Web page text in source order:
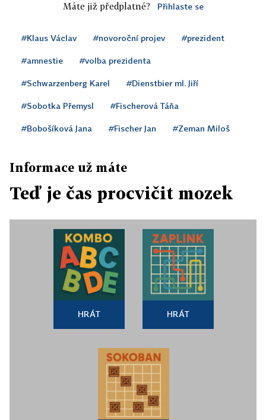
Máte již předplatné? Přihlaste se
#Klaus Václav #novoroční projev #prezident
#amnestie #volba prezidenta
#Schwarzenberg Karel #Dienstbier ml. Jiří
#Sobotka Přemysl #Fischerová Táňa
#Bobošíková Jana #Fischer Jan #Zeman Miloš
Informace už máte
Teď je čas procvičit mozek
HRÁT HRÁT